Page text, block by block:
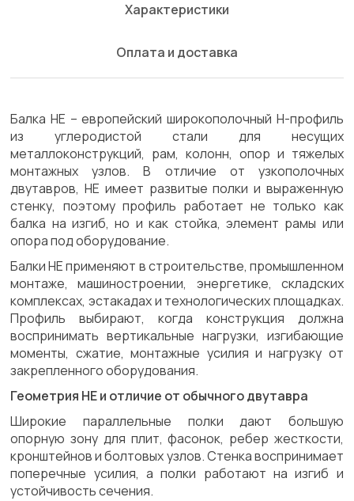
Характеристики
Оплата и доставка
Балка HE – европейский широкополочный H-профиль
из углеродистой стали для несущих
металлоконструкций, рам, колонн, опор и тяжелых
монтажных узлов. В отличие от узкополочных
двутавров, HE имеет развитые полки и выраженную
стенку, поэтому профиль работает не только как
балка на изгиб, но и как стойка, элемент рамы или
опора под оборудование.
Балки HE применяют в строительстве, промышленном
монтаже, машиностроении, энергетике, складских
комплексах, эстакадах и технологических площадках.
Профиль выбирают, когда конструкция должна
воспринимать вертикальные нагрузки, изгибающие
моменты, сжатие, монтажные усилия и нагрузку от
закрепленного оборудования.
Геометрия HE и отличие от обычного двутавра
Широкие параллельные полки дают большую
опорную зону для плит, фасонок, ребер жесткости,
кронштейнов и болтовых узлов. Стенка воспринимает
поперечные усилия, а полки работают на изгиб и
устойчивость сечения.